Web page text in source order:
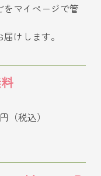
マイページで管
けします。
（税込）